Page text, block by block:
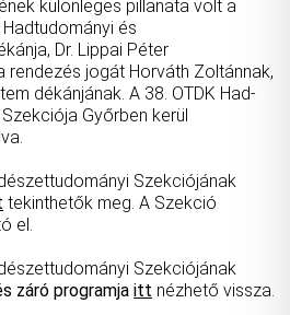
különleges pillanata volt a
és
Dr. Lippai Péter
jogát Horváth Zoltánnak,
dékánjának. A 38. OTDK Had-
Győrben kerül
Szekciójának
tekinthetők meg. A Szekció
el.
Szekciójának
záró programja itt nézhető vissza.